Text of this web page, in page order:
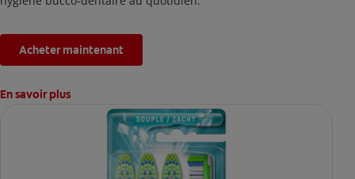
Acheter maintenant
En savoir plus